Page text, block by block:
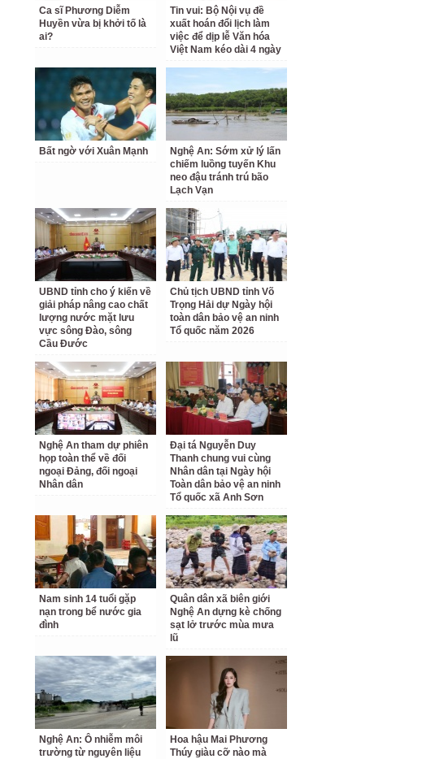
Ca sĩ Phương Diễm
Huyền vừa bị khởi tố là
ai?
Tin vui: Bộ Nội vụ đề
xuất hoán đổi lịch làm
việc để dịp lễ Văn hóa
Việt Nam kéo dài 4 ngày
Bất ngờ với Xuân Mạnh
Nghệ An: Sớm xử lý lấn
chiếm luồng tuyến Khu
neo đậu tránh trú bão
Lạch Vạn
UBND tỉnh cho ý kiến về
giải pháp nâng cao chất
lượng nước mặt lưu
vực sông Đào, sông
Cầu Đước
Chủ tịch UBND tỉnh Võ
Trọng Hải dự Ngày hội
toàn dân bảo vệ an ninh
Tổ quốc năm 2026
Nghệ An tham dự phiên
họp toàn thể về đối
ngoại Đảng, đối ngoại
Nhân dân
Đại tá Nguyễn Duy
Thanh chung vui cùng
Nhân dân tại Ngày hội
Toàn dân bảo vệ an ninh
Tổ quốc xã Anh Sơn
Nam sinh 14 tuổi gặp
nạn trong bể nước gia
đình
Quân dân xã biên giới
Nghệ An dựng kè chống
sạt lở trước mùa mưa
lũ
Nghệ An: Ô nhiễm môi
trường từ nguyên liệu
Hoa hậu Mai Phương
Thúy giàu cỡ nào mà